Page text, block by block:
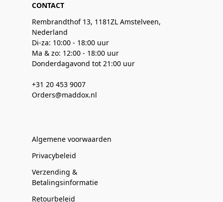
CONTACT
Rembrandthof 13, 1181ZL Amstelveen,
Nederland
Di-za: 10:00 - 18:00 uur
Ma & zo: 12:00 - 18:00 uur
Donderdagavond tot 21:00 uur
+31 20 453 9007
Orders@maddox.nl
Algemene voorwaarden
Privacybeleid
Verzending &
Betalingsinformatie
Retourbeleid